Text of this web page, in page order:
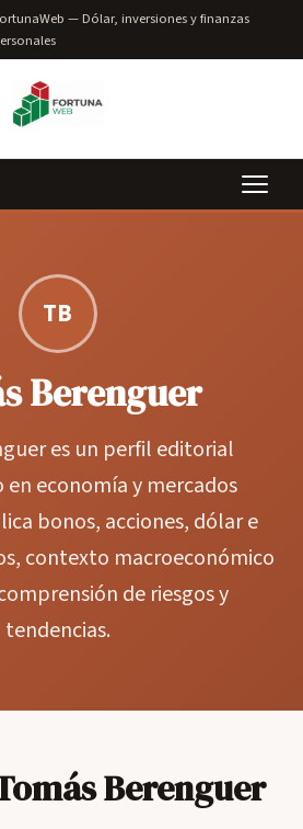
— Dólar, inversiones y finanzas
TB
Berenguer
es un perfil editorial
en economía y mercados
bonos, acciones, dólar e
contexto macroeconómico
de riesgos y
tendencias.
Berenguer